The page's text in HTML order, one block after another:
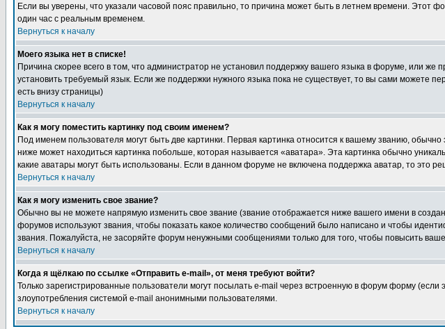
Если вы уверены, что указали часовой пояс правильно, то причина может быть в летнем времени. Этот
один час с реальным временем.
Вернуться к началу
Моего языка нет в списке!
Причина скорее всего в том, что администратор не установил поддержку вашего языка в форуме, или
установить требуемый язык. Если же поддержки нужного языка пока не существует, то вы сами
есть внизу страницы)
Вернуться к началу
Как я могу поместить картинку под своим именем?
Под именем пользователя могут быть две картинки. Первая картинка относится к вашему званию,
ниже может находиться картинка побольше, которая называется «аватара». Эта картинка обычно
какие аватары могут быть использованы. Если в данном форуме не включена поддержка аватар, то это
Вернуться к началу
Как я могу изменить свое звание?
Обычно вы не можете напрямую изменить свое звание (звание отображается ниже вашего имени в
форумов используют звания, чтобы показать какое количество сообщений было написано и чтобы
звания. Пожалуйста, не засоряйте форум ненужными сообщениями только для того, чтобы повысить
Вернуться к началу
Когда я щёлкаю по ссылке «Отправить e-mail», от меня требуют войти?
Только зарегистрированные пользователи могут посылать e-mail через встроенную в форум форму
злоупотребления системой e-mail анонимными пользователями.
Вернуться к началу